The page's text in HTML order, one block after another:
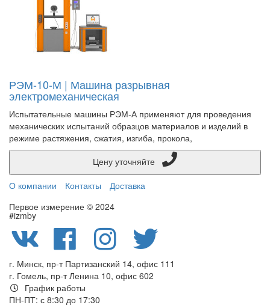
РЭМ-10-М | Машина разрывная
электромеханическая
Испытательные машины РЭМ-А применяют для проведения
механических испытаний образцов материалов и изделий в
режиме растяжения, сжатия, изгиба, прокола,
О компании
Контакты
Доставка
Первое измерение © 2024
#izmby
г. Минск, пр-т Партизанский 14, офис 111
г. Гомель, пр-т Ленина 10, офис 602
График работы
ПН-ПТ: с 8:30 до 17:30